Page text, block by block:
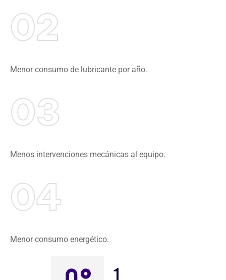
02
Menor consumo de lubricante por año.
03
Menos intervenciones mecánicas al equipo.
04
Menor consumo energético.